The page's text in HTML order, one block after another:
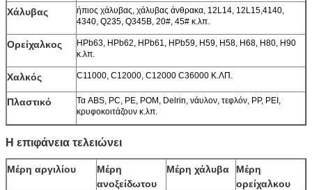
Χάλυβας
ήπιος χάλυβας, χάλυβας άνθρακα, 12L14, 12L15,4140,
4340, Q235, Q345B, 20#, 45# κ.λπ.
Ορείχαλκος
HPb63, HPb62, HPb61, HPb59, H59, H58, H68, H80, H90
κ.λπ.
Χαλκός C11000, C12000, C12000 C36000 Κ.ΛΠ.
Πλαστικό
Τα ABS, PC, PE, POM, Delrin, νάυλον, τεφλόν, PP, PEI,
κρυφοκοιτάζουν κ.λπ.
Η επιφάνεια τελειώνει
Μέρη αργιλίου
Μέρη
ανοξείδωτου
Μέρη χάλυβα
Μέρη
ορείχαλκου